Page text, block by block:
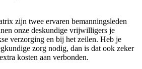
zijn twee ervaren bemanningsleden
onze deskundige vrijwilligers je
verzorging en bij het zeilen. Heb je
zorg nodig, dan is dat ook zeker
kosten aan verbonden.